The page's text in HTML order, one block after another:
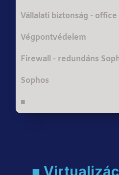
Vállalati biztonság -
Végpontvédelem
Firewall - redundáns
Sophos
■
■